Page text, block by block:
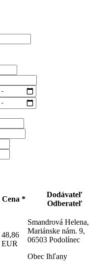
Cena *
Dodávateľ
Odberateľ
48,86
EUR
Smandrová Helena,
Mariánske nám. 9,
06503 Podolínec
Obec Ihľany